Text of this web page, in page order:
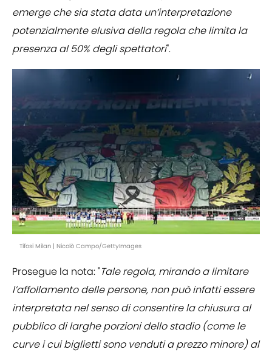
emerge che sia stata data un’interpretazione
potenzialmente elusiva della regola che limita la
presenza al 50% degli spettatori".
Tifosi Milan | Nicolò Campo/GettyImages
Prosegue la nota: "Tale regola, mirando a limitare
l’affollamento delle persone, non può infatti essere
interpretata nel senso di consentire la chiusura al
pubblico di larghe porzioni dello stadio (come le
curve i cui biglietti sono venduti a prezzo minore) al